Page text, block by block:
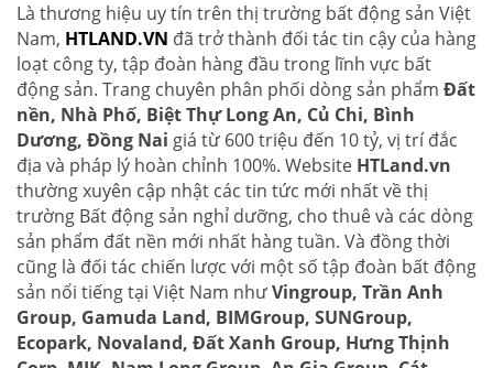
Là thương hiệu uy tín trên thị trường bất động sản Việt
Nam, HTLAND.VN đã trở thành đối tác tin cậy của hàng
loạt công ty, tập đoàn hàng đầu trong lĩnh vực bất
động sản. Trang chuyên phân phối dòng sản phẩm Đất
nền, Nhà Phố, Biệt Thự Long An, Củ Chi, Bình
Dương, Đồng Nai giá từ 600 triệu đến 10 tỷ, vị trí đắc
địa và pháp lý hoàn chỉnh 100%. Website HTLand.vn
thường xuyên cập nhật các tin tức mới nhất về thị
trường Bất động sản nghỉ dưỡng, cho thuê và các dòng
sản phẩm đất nền mới nhất hàng tuần. Và đồng thời
cũng là đối tác chiến lược với một số tập đoàn bất động
sản nổi tiếng tại Việt Nam nhưVingroup, Trần Anh
Group, Gamuda Land, BIMGroup, SUNGroup,
Ecopark, Novaland, Đất Xanh Group, Hưng Thịnh